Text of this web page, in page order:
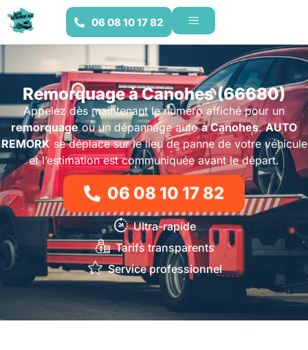
06 08 10 17 82
Remorquage à Canohes (66680)
Appelez dès maintenant le numéro affiché pour un
remorquageou un dépannage autoà Canohes.AUTO
REMORKse déplace sur le lieu de panne de votre véhicule
et l’estimation est communiquée avant le départ.
06 08 10 17 82
Ultra-rapide
Tarifs transparents
Service professionnel